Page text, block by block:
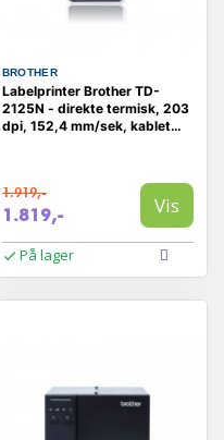
BROTHER
Labelprinter Brother TD-
2125N - direkte termisk, 203
dpi, 152,4 mm/sek, kablet
1.919,-
1.819,- Vis
På lager